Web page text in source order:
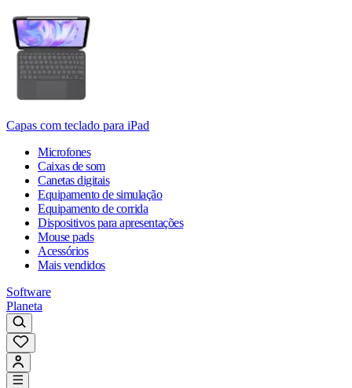
Capas com teclado para iPad
Microfones
Caixas de som
Canetas digitais
Equipamento de simulação
Equipamento de corrida
Dispositivos para apresentações
Mouse pads
Acessórios
Mais vendidos
Software
Planeta